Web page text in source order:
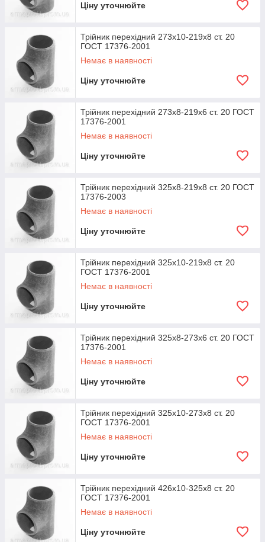
Ціну уточнюйте
Трійник перехідний 273х10-219х8 ст. 20
ГОСТ 17376-2001
Немає в наявності
Ціну уточнюйте
Трійник перехідний 273х8-219х6 ст. 20 ГОСТ
17376-2001
Немає в наявності
Ціну уточнюйте
Трійник перехідний 325х8-219х8 ст. 20 ГОСТ
17376-2003
Немає в наявності
Ціну уточнюйте
Трійник перехідний 325х10-219х8 ст. 20
ГОСТ 17376-2001
Немає в наявності
Ціну уточнюйте
Трійник перехідний 325х8-273х6 ст. 20 ГОСТ
17376-2001
Немає в наявності
Ціну уточнюйте
Трійник перехідний 325х10-273х8 ст. 20
ГОСТ 17376-2001
Немає в наявності
Ціну уточнюйте
Трійник перехідний 426х10-325х8 ст. 20
ГОСТ 17376-2001
Немає в наявності
Ціну уточнюйте